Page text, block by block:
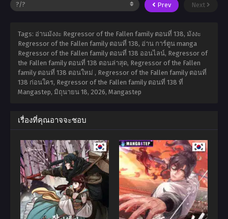
Prev Next
Tags: อ่านมังงะ Regressor of the Fallen family ตอนที่ 138, มังงะ
Regressor of the Fallen family ตอนที่ 138, อ่าน การ์ตูน manga
Regressor of the Fallen family ตอนที่ 138 ออนไลน์, Regressor of
the Fallen family ตอนที่ 138 ตอนล่าสุด, Regressor of the Fallen
family ตอนที่ 138 ตอนใหม่ , Regressor of the Fallen family ตอนที่
138 ก่อนใคร, Regressor of the Fallen family ตอนที่ 138 ที่
Mangastep, มิถุนายน 18, 2026, Mangastep
เรื่องที่คุณอาจจะชอบ